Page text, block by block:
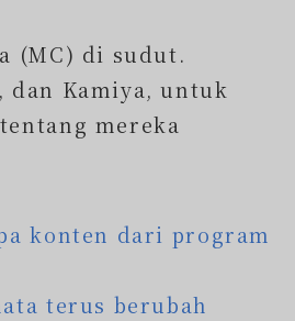
(MC) di sudut.
dan Kamiya, untuk
mereka
konten dari program
terus berubah